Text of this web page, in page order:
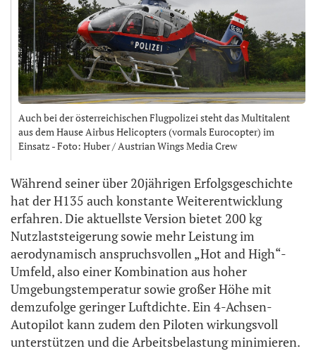
Auch bei der österreichischen Flugpolizei steht das Multitalent
aus dem Hause Airbus Helicopters (vormals Eurocopter) im
Einsatz - Foto: Huber / Austrian Wings Media Crew
Während seiner über 20jährigen Erfolgsgeschichte
hat der H135 auch konstante Weiterentwicklung
erfahren. Die aktuellste Version bietet 200 kg
Nutzlaststeigerung sowie mehr Leistung im
aerodynamisch anspruchsvollen „Hot and High“-
Umfeld, also einer Kombination aus hoher
Umgebungstemperatur sowie großer Höhe mit
demzufolge geringer Luftdichte. Ein 4-Achsen-
Autopilot kann zudem den Piloten wirkungsvoll
unterstützen und die Arbeitsbelastung minimieren.